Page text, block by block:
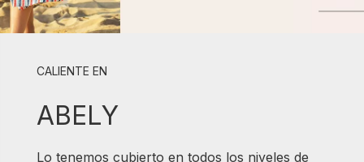
CALIENTE EN
ABELY
Lo tenemos cubierto en todos los niveles de